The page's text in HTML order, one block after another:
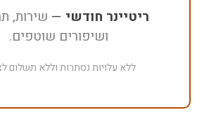
ריטיינר חודשי — שירות,
ושיפורים שוטפים.
ללא עלויות נסתרות וללא תשלום